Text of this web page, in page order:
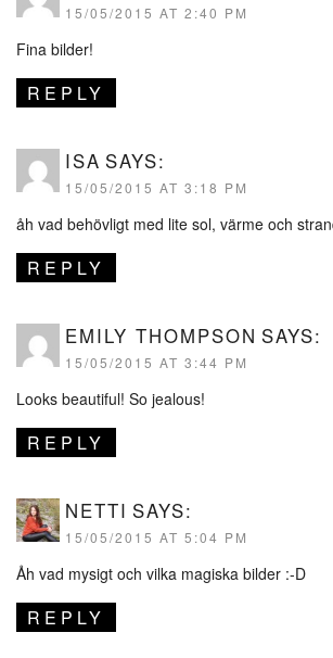
15/05/2015 AT 2:40 PM
Fina bilder!
REPLY
ISA SAYS:
15/05/2015 AT 3:18 PM
åh vad behövligt med lite sol, värme och
REPLY
EMILY THOMPSON SAYS:
15/05/2015 AT 3:44 PM
Looks beautiful! So jealous!
REPLY
NETTI SAYS:
15/05/2015 AT 5:04 PM
Åh vad mysigt och vilka magiska bilder :-D
REPLY